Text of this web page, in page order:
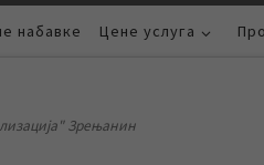
набавке Цене услуга
Зрењанин